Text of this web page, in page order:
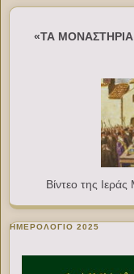
«ΤΑ
Βίντεο της
ΗΜΕΡΟΛΟΓΙΟ 2025